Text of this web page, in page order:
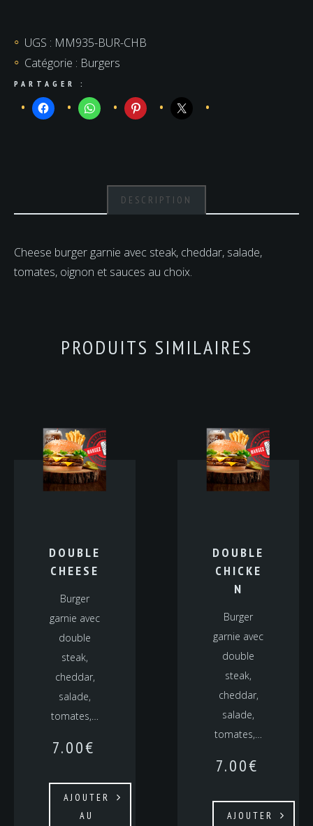
Burger
UGS : MM935-BUR-CHB
Catégorie : Burgers
PARTAGER :
DESCRIPTION
Cheese burger garnie avec steak, cheddar, salade,
tomates, oignon et sauces au choix.
PRODUITS SIMILAIRES
DOUBLE
CHEESE
Burger
garnie avec
double
steak,
cheddar,
salade,
tomates,…
7.00€
AJOUTER
AU
DOUBLE
CHICKE
N
Burger
garnie avec
double
steak,
cheddar,
salade,
tomates,…
7.00€
AJOUTER